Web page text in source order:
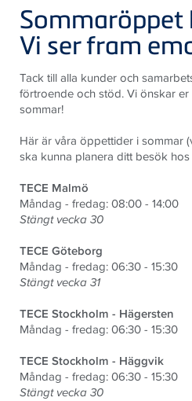
Sommaröppet
Vi ser fram
Tack till alla kunder och
förtroende och stöd. Vi önskar
sommar!
Här är våra öppettider i sommar
ska kunna planera ditt besök hos
TECE Malmö
Måndag - fredag: 08:00 - 14:00
Stängt vecka 30
TECE Göteborg
Måndag - fredag: 06:30 - 15:30
Stängt vecka 31
TECE Stockholm - Hägersten
Måndag - fredag: 06:30 - 15:30
TECE Stockholm - Häggvik
Måndag - fredag: 06:30 - 15:30
Stängt vecka 30